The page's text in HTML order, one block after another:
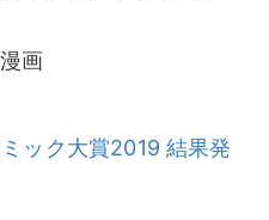
画
ック大賞2019 結果発